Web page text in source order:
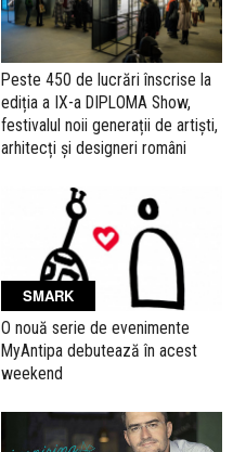
Peste 450 de lucrări înscrise la
ediția a IX-a DIPLOMA Show,
festivalul noii generații de artiști,
arhitecți și designeri români
SMARK
O nouă serie de evenimente
MyAntipa debutează în acest
weekend